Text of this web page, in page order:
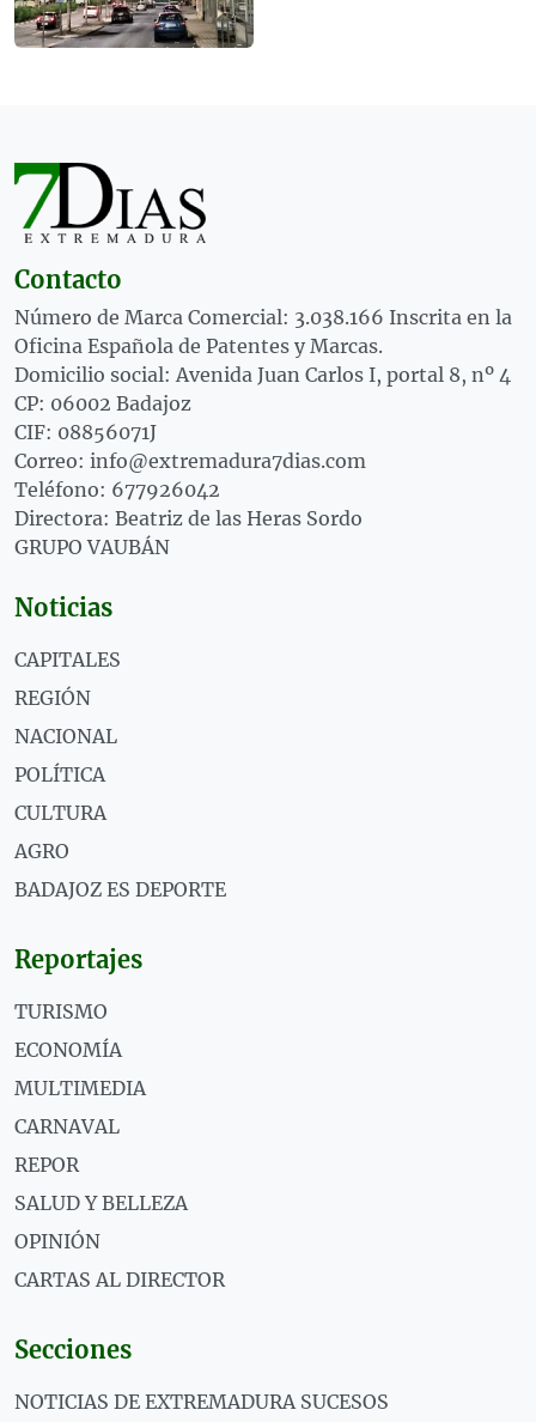
Contacto
Número de Marca Comercial: 3.038.166 Inscrita en la
Oficina Española de Patentes y Marcas.
Domicilio social: Avenida Juan Carlos I, portal 8, nº 4
CP: 06002 Badajoz
CIF: 08856071J
Correo: info@extremadura7dias.com
Teléfono: 677926042
Directora: Beatriz de las Heras Sordo
GRUPO VAUBÁN
Noticias
CAPITALES
REGIÓN
NACIONAL
POLÍTICA
CULTURA
AGRO
BADAJOZ ES DEPORTE
Reportajes
TURISMO
ECONOMÍA
MULTIMEDIA
CARNAVAL
REPOR
SALUD Y BELLEZA
OPINIÓN
CARTAS AL DIRECTOR
Secciones
NOTICIAS DE EXTREMADURA SUCESOS